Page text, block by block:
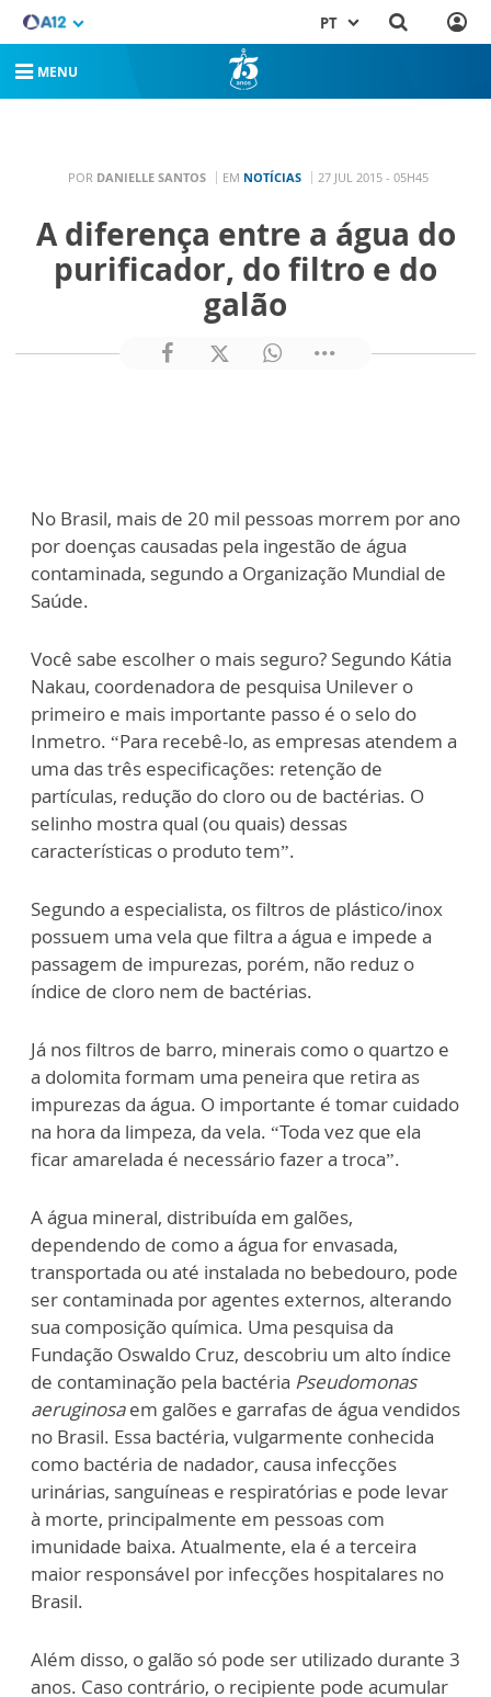
PT
MENU
POR DANIELLE SANTOS EM NOTÍCIAS 27 JUL 2015 - 05H45
A diferença entre a água do
purificador, do filtro e do
galão
No Brasil, mais de 20 mil pessoas morrem por ano
por doenças causadas pela ingestão de água
contaminada, segundo a Organização Mundial de
Saúde.
Você sabe escolher o mais seguro? Segundo Kátia
Nakau, coordenadora de pesquisa Unilever o
primeiro e mais importante passo é o selo do
Inmetro. “Para recebê-lo, as empresas atendem a
uma das três especificações: retenção de
partículas, redução do cloro ou de bactérias. O
selinho mostra qual (ou quais) dessas
características o produto tem”.
Segundo a especialista, os filtros de plástico/inox
possuem uma vela que filtra a água e impede a
passagem de impurezas, porém, não reduz o
índice de cloro nem de bactérias.
Já nos filtros de barro, minerais como o quartzo e
a dolomita formam uma peneira que retira as
impurezas da água. O importante é tomar cuidado
na hora da limpeza, da vela. “Toda vez que ela
ficar amarelada é necessário fazer a troca”.
A água mineral, distribuída em galões,
dependendo de como a água for envasada,
transportada ou até instalada no bebedouro, pode
ser contaminada por agentes externos, alterando
sua composição química. Uma pesquisa da
Fundação Oswaldo Cruz, descobriu um alto índice
de contaminação pela bactéria Pseudomonas
aeruginosaem galões e garrafas de água vendidos
no Brasil. Essa bactéria, vulgarmente conhecida
como bactéria de nadador, causa infecções
urinárias, sanguíneas e respiratórias e pode levar
à morte, principalmente em pessoas com
imunidade baixa. Atualmente, ela é a terceira
maior responsável por infecções hospitalares no
Brasil.
Além disso, o galão só pode ser utilizado durante 3
anos. Caso contrário, o recipiente pode acumular